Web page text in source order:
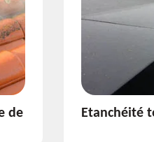
Réparation